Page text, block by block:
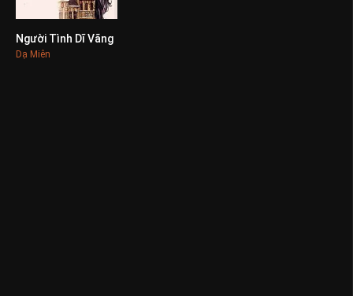
0
Người Tình Dĩ Vãng
Dạ Miên